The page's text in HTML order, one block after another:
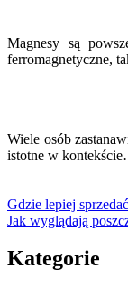
Magnesy są
ferromagnetyczne,
Wiele osób
istotne w
Gdzie lepiej
Jak wyglądają
Kategorie